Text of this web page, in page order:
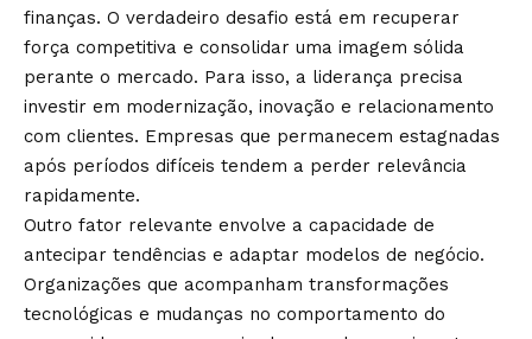
finanças. O verdadeiro desafio está em recuperar
força competitiva e consolidar uma imagem sólida
perante o mercado. Para isso, a liderança precisa
investir em modernização, inovação e relacionamento
com clientes. Empresas que permanecem estagnadas
após períodos difíceis tendem a perder relevância
rapidamente.
Outro fator relevante envolve a capacidade de
antecipar tendências e adaptar modelos de negócio.
Organizações que acompanham transformações
tecnológicas e mudanças no comportamento do